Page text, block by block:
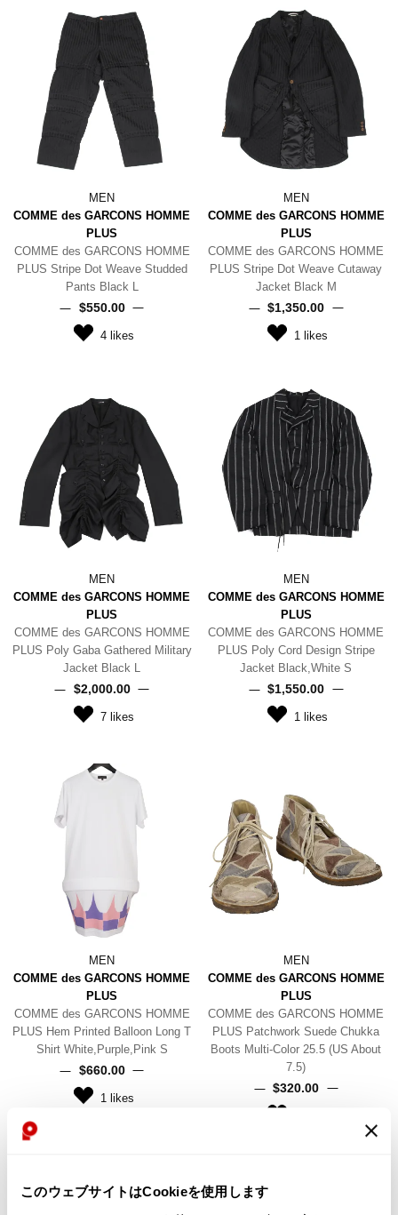
このウェブサイトはCookieを使用します
MEN
COMME des GARCONS HOMME
PLUS
COMME des GARCONS HOMME
PLUS Stripe Dot Weave Studded
Pants Black L
$‌550.00
4likes
MEN
COMME des GARCONS HOMME
PLUS
COMME des GARCONS HOMME
PLUS Stripe Dot Weave Cutaway
Jacket Black M
$‌1,350.00
1 likes
MEN
COMME des GARCONS HOMME
PLUS
COMME des GARCONS HOMME
PLUS Poly Gaba Gathered Military
Jacket Black L
$‌2,000.00
7likes
MEN
COMME des GARCONS HOMME
PLUS
COMME des GARCONS HOMME
PLUS Poly Cord Design Stripe
Jacket Black,White S
$‌1,550.00
1 likes
MEN
COMME des GARCONS HOMME
PLUS
COMME des GARCONS HOMME
PLUS Hem Printed Balloon Long T
Shirt White,Purple,Pink S
$‌660.00
1likes
MEN
COMME des GARCONS HOMME
PLUS
COMME des GARCONS HOMME
PLUS Patchwork Suede Chukka
Boots Multi-Color 25.5 (US About
7.5)
$‌320.00